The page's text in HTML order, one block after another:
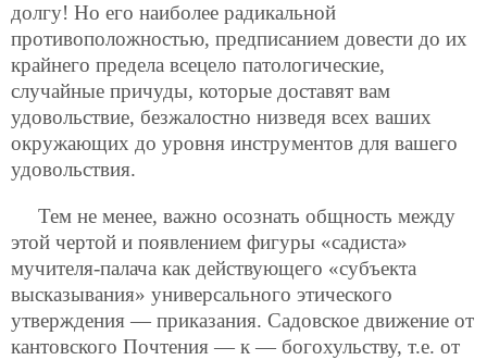
долгу! Но его наиболее радикальной
противоположностью, предписанием довести до их
крайнего предела всецело патологические,
случайные причуды, которые доставят вам
удовольствие, безжалостно низведя всех ваших
окружающих до уровня инструментов для вашего
удовольствия.
Тем не менее, важно осознать общность между
этой чертой и появлением фигуры «садиста»
мучителя-палача как действующего «субъекта
высказывания» универсального этического
утверждения — приказания. Садовское движение от
кантовского Почтения — к — богохульству, т.е. от